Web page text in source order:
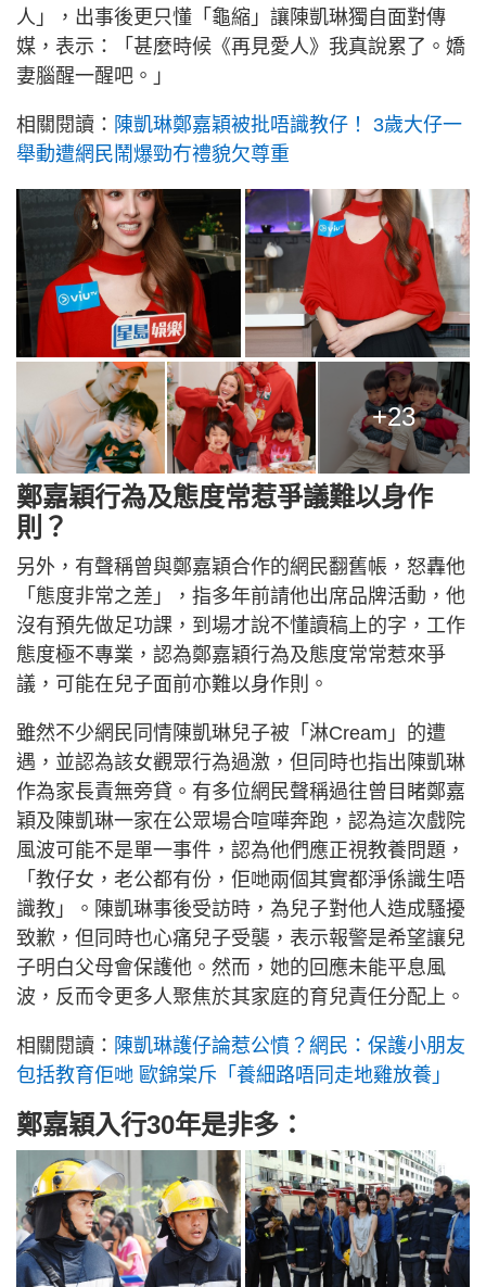
人」，出事後更只懂「龜縮」讓陳凱琳獨自面對傳
媒，表示：「甚麼時候《再見愛人》我真說累了。嬌
妻腦醒一醒吧。」
相關閱讀： 陳凱琳鄭嘉穎被批唔識教仔！ 3歲大仔一
舉動遭網民鬧爆勁冇禮貌欠尊重
+23
鄭嘉穎行為及態度常惹爭議難以身作
則？
另外，有聲稱曾與鄭嘉穎合作的網民翻舊帳，怒轟他
「態度非常之差」，指多年前請他出席品牌活動，他
沒有預先做足功課，到場才說不懂讀稿上的字，工作
態度極不專業，認為鄭嘉穎行為及態度常常惹來爭
議，可能在兒子面前亦難以身作則。
雖然不少網民同情陳凱琳兒子被「淋Cream」的遭
遇，並認為該女觀眾行為過激，但同時也指出陳凱琳
作為家長責無旁貸。有多位網民聲稱過往曾目睹鄭嘉
穎及陳凱琳一家在公眾場合喧嘩奔跑，認為這次戲院
風波可能不是單一事件，認為他們應正視教養問題，
「教仔女，老公都有份，佢哋兩個其實都淨係識生唔
識教」。陳凱琳事後受訪時，為兒子對他人造成騷擾
致歉，但同時也心痛兒子受襲，表示報警是希望讓兒
子明白父母會保護他。然而，她的回應未能平息風
波，反而令更多人聚焦於其家庭的育兒責任分配上。
相關閱讀： 陳凱琳護仔論惹公憤？網民：保護小朋友
包括教育佢哋 歐錦棠斥「養細路唔同走地雞放養」
鄭嘉穎入行30年是非多：